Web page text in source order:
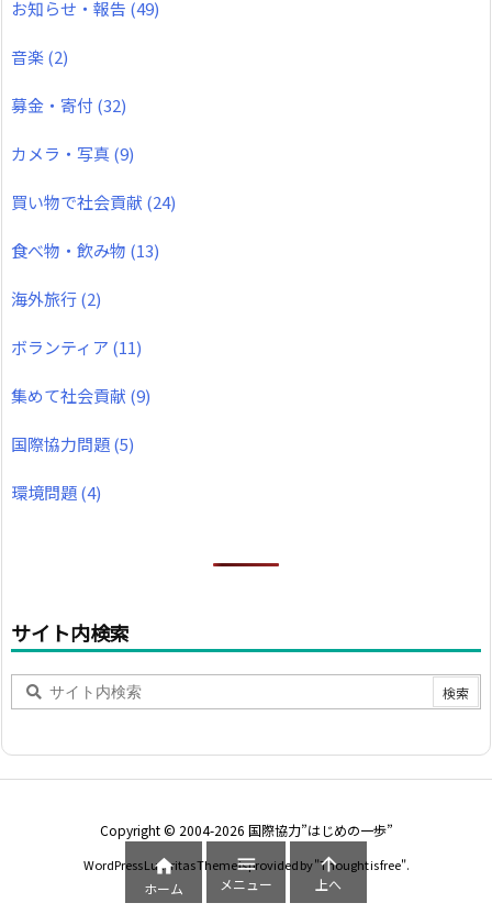
お知らせ・報告 (49)
音楽(2)
募金・寄付 (32)
カメラ・写真(9)
買い物で社会貢献 (24)
食べ物・飲み物 (13)
海外旅行(2)
ボランティア (11)
集めて社会貢献 (9)
国際協力問題(5)
環境問題(4)
サイト内検索
Copyright © 2004-2026 国際協力”はじめの一歩”
WordPress Luxeritas Theme is provided by "Thought is free".

ホーム

メニュー

上へ